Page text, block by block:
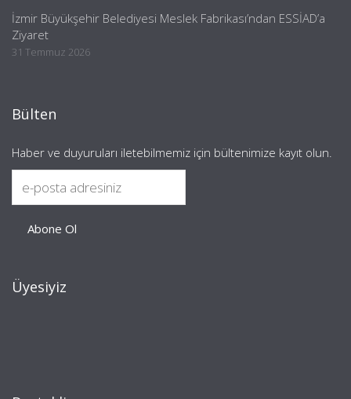
İzmir Büyükşehir Belediyesi Meslek Fabrikası’ndan ESSİAD’a
Ziyaret
31 Temmuz 2026
Bülten
Haber ve duyuruları iletebilmemiz için bültenimize kayıt olun.
Üyesiyiz